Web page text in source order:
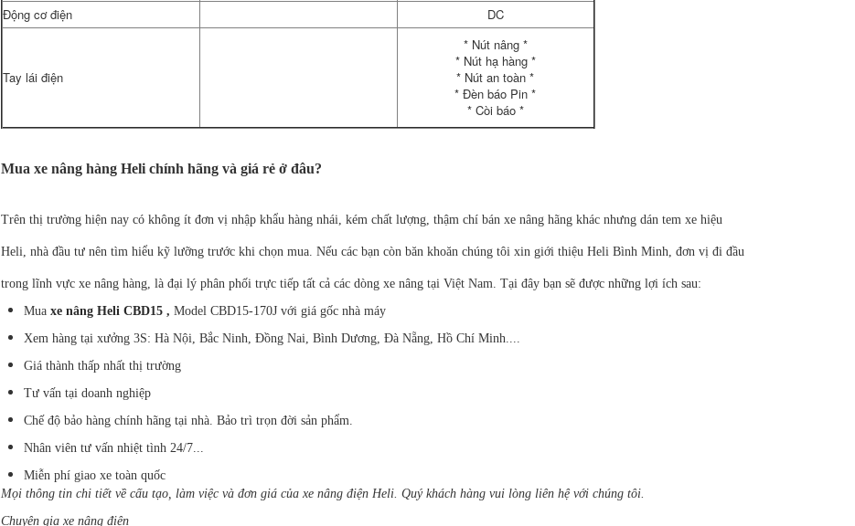
Động cơ điện
DC
Tay lái điện
* Nút nâng *
* Nút hạ hàng *
* Nút an toàn *
* Đèn báo Pin *
* Còi báo *
Mua xe nâng hàng Heli chính hãng và giá rẻ ở đâu?
Trên thị trường hiện nay có không ít đơn vị nhập khẩu hàng nhái, kém chất lượng, thậm chí bán xe nâng hãng khác nhưng dán tem xe hiệu
Heli, nhà đầu tư nên tìm hiểu kỹ lưỡng trước khi chọn mua. Nếu các bạn còn băn khoăn chúng tôi xin giới thiệu Heli Bình Minh, đơn vị đi đầu
trong lĩnh vực xe nâng hàng, là đại lý phân phối trực tiếp tất cả các dòng xe nâng tại Việt Nam. Tại đây bạn sẽ được những lợi ích sau:
Mua xe nâng Heli CBD15, Model CBD15-170J với giá gốc nhà máy
Xem hàng tại xưởng 3S: Hà Nội, Bắc Ninh, Đồng Nai, Bình Dương, Đà Nẵng, Hồ Chí Minh....
Giá thành thấp nhất thị trường
Tư vấn tại doanh nghiệp
Chế độ bảo hàng chính hãng tại nhà. Bảo trì trọn đời sản phẩm.
Nhân viên tư vấn nhiệt tình 24/7...
Miễn phí giao xe toàn quốc
Mọi thông tin chi tiết về cấu tạo, làm việc và đơn giá của xe nâng điện Heli. Quý khách hàng vui lòng liên hệ với chúng tôi.
Chuyên gia xe nâng điện